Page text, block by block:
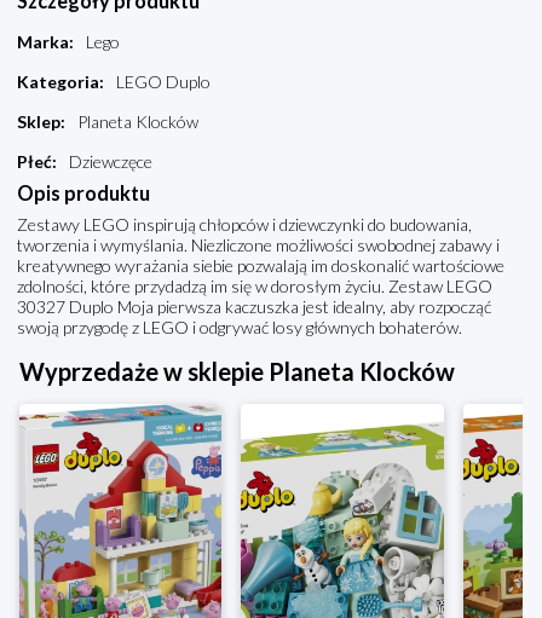
Marka:
Lego
Kategoria:
LEGO Duplo
Sklep:
Planeta Klocków
Płeć: Dziewczęce
Opis produktu
Zestawy LEGO inspirują chłopców i dziewczynki do budowania,
tworzenia i wymyślania. Niezliczone możliwości swobodnej zabawy i
kreatywnego wyrażania siebie pozwalają im doskonalić wartościowe
zdolności, które przydadzą im się w dorosłym życiu. Zestaw LEGO
30327 Duplo Moja pierwsza kaczuszka jest idealny, aby rozpocząć
swoją przygodę z LEGO i odgrywać losy głównych bohaterów.
Wyprzedaże w sklepie Planeta Klocków